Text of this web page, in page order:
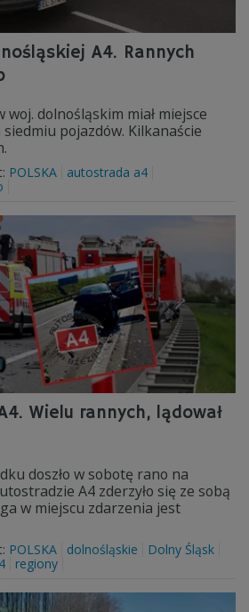
A4. Rannych
dolnośląskim miał miejsce
pojazdów. Kilkanaście
POLSKA
autostrada a4
Wielu rannych, lądował
doszło w sobotę rano na
A4 zderzyło się ze sobą
w miejscu zdarzenia jest
POLSKA dolnośląskie
Dolny Śląsk
regiony